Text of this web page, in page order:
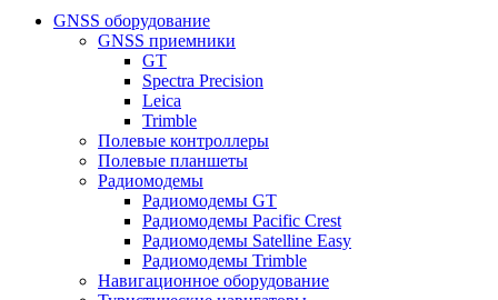
GNSS оборудование
GNSS приемники
GT
Spectra Precision
Leica
Trimble
Полевые контроллеры
Полевые планшеты
Радиомодемы
Радиомодемы GT
Радиомодемы Pacific Crest
Радиомодемы Satelline Easy
Радиомодемы Trimble
Навигационное оборудование